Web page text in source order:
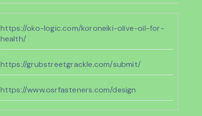
https://oko-logic.com/koroneiki-olive-oil-for-
health/
https://grubstreetgrackle.com/submit/
https://www.osrfasteners.com/design